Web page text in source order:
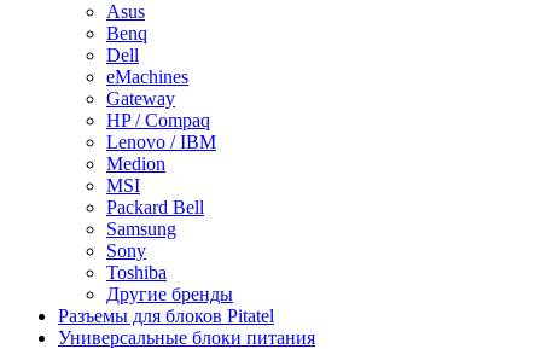
Asus
Benq
Dell
eMachines
Gateway
HP / Compaq
Lenovo / IBM
Medion
MSI
Packard Bell
Samsung
Sony
Toshiba
Другие бренды
Разъемы для блоков Pitatel
Универсальные блоки питания